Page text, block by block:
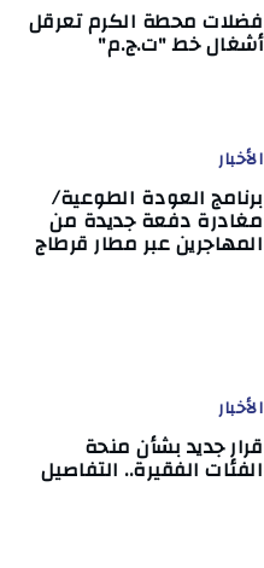
فضلات محطة الكرم تعرقل
أشغال خط "ت.ج.م"
الأخبار
برنامج العودة الطوعية/
مغادرة دفعة جديدة من
المهاجرين عبر مطار قرطاج
الأخبار
قرار جديد بشأن منحة
الفئات الفقيرة.. التفاصيل